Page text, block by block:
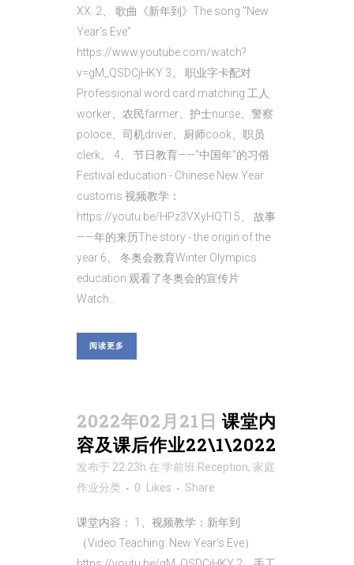
XX. 2、 歌曲《新年到》The song "New
Year's Eve"
https://www.youtube.com/watch?
v=gM_QSDCjHKY 3、 职业字卡配对
Professional word card matching 工人
worker、农民farmer、护士nurse、警察
poloce、司机driver、厨师cook、职员
clerk。 4、 节日教育——“中国年”的习俗
Festival education - Chinese New Year
customs 视频教学：
https://youtu.be/HPz3VXyHQTI 5、 故事
——年的来历The story - the origin of the
year 6、 冬奥会教育Winter Olympics
education 观看了冬奥会的宣传片
Watch...
阅读更多
2022年02月21日 课堂内
容及课后作业22\1\2022
发布于 22:23h 在 学前班 Reception, 家庭
作业分类 0 Likes Share
课堂内容： 1、视频教学：新年到
（Video Teaching: New Year's Eve）